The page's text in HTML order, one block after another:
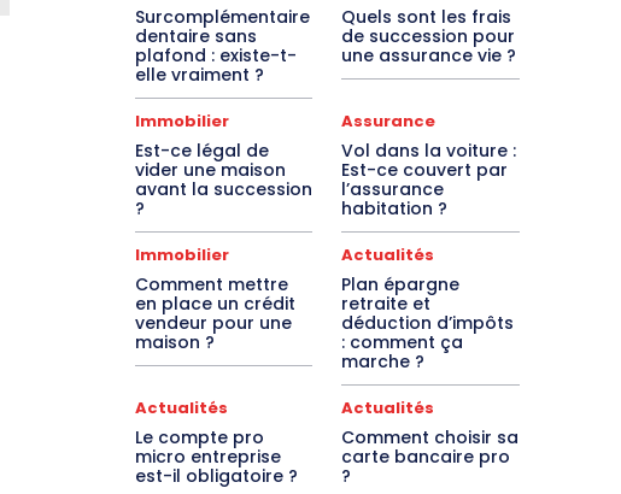
Surcomplémentaire
dentaire sans
plafond : existe-t-
elle vraiment ?
Quels sont les frais
de succession pour
une assurance vie ?
Immobilier
Est-ce légal de
vider une maison
avant la succession
?
Assurance
Vol dans la voiture :
Est-ce couvert par
l’assurance
habitation ?
Immobilier
Comment mettre
en place un crédit
vendeur pour une
maison ?
Actualités
Plan épargne
retraite et
déduction d’impôts
: comment ça
marche ?
Actualités
Le compte pro
micro entreprise
est-il obligatoire ?
Actualités
Comment choisir sa
carte bancaire pro
?